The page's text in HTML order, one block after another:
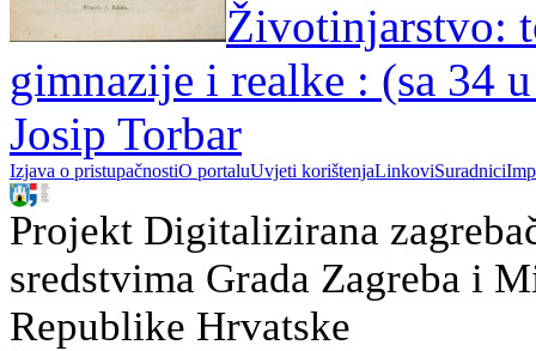
Životinjarstvo:
gimnazije i realke : (sa 34
Josip Torbar
Izjava o pristupačnostiO portaluUvjeti korištenjaLinkoviSuradnici
Projekt Digitalizirana
sredstvima Grada Zagreba i
Republike Hrvatske